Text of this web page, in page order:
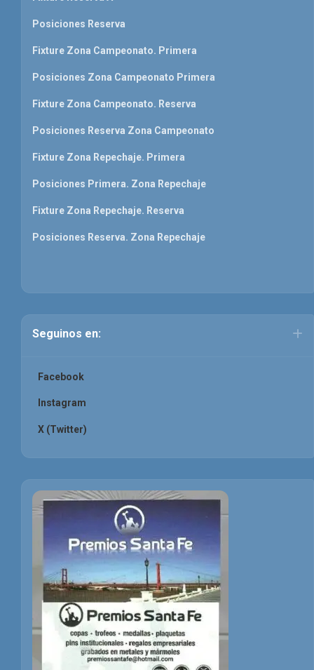
Posiciones Reserva
Fixture Zona Campeonato. Primera
Posiciones Zona Campeonato Primera
Fixture Zona Campeonato. Reserva
Posiciones Reserva Zona Campeonato
Fixture Zona Repechaje. Primera
Posiciones Primera. Zona Repechaje
Fixture Zona Repechaje. Reserva
Posiciones Reserva. Zona Repechaje
Seguinos en:
Facebook
Instagram
X (Twitter)